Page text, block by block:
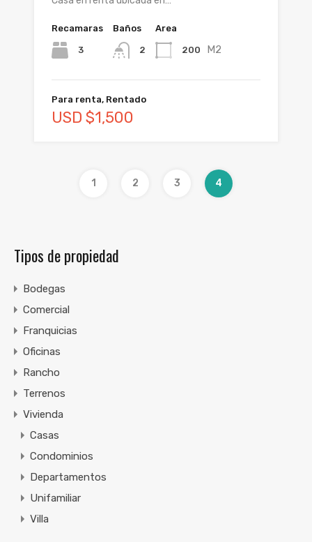
Recamaras
3
Baños
2
Area
200 M2
Para renta, Rentado
USD $1,500
1 2 3 4
Tipos de propiedad
Bodegas
Comercial
Franquicias
Oficinas
Rancho
Terrenos
Vivienda
Casas
Condominios
Departamentos
Unifamiliar
Villa